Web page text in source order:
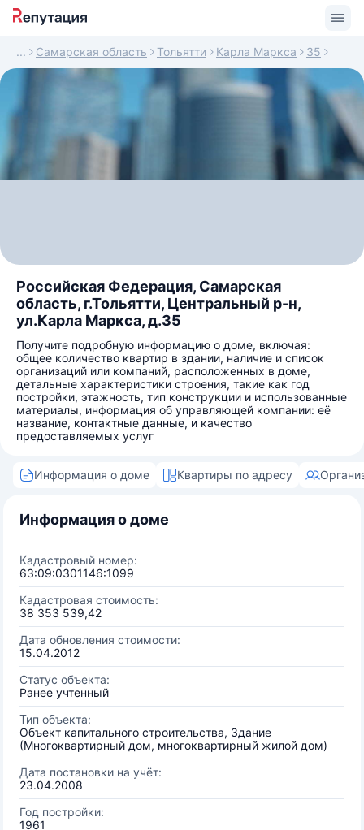
Самарская область Тольятти Карла Маркса 35
Российская Федерация, Самарская
область, г.Тольятти, Центральный р-н,
ул.Карла Маркса, д.35
Получите подробную информацию о доме, включая:
общее количество квартир в здании, наличие и список
организаций или компаний, расположенных в доме,
детальные характеристики строения, такие как год
постройки, этажность, тип конструкции и использованные
материалы, информация об управляющей компании: её
название, контактные данные, и качество
предоставляемых услуг
Информация о доме Квартиры по адресу
Информация о доме
Кадастровый номер:
63:09:0301146:1099
Кадастровая стоимость:
38 353 539,42
Дата обновления стоимости:
15.04.2012
Статус объекта:
Ранее учтенный
Тип объекта:
Объект капитального строительства, Здание
(Многоквартирный дом, многоквартирный жилой дом)
Дата постановки на учёт:
23.04.2008
Год постройки:
1961